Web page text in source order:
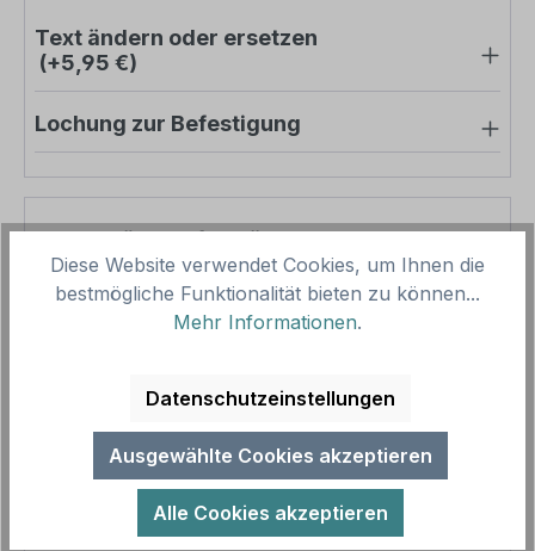
Text ändern oder ersetzen
(+5,95 €)
Lochung zur Befestigung
Pro-Stück-Aufschläge
Produktpreis
24,63 €
Zwischensumme
Zusammenfassung
Gesamtpreis
24,63 €
Preise inkl. MwSt. zzgl. Versandkosten
Aufgrund von Neuberechnungen im Warenkorb sind
abweichende Endpreise möglich.
Diese Website verwendet Cookies, um Ihnen die
bestmögliche Funktionalität bieten zu können...
Mehr Informationen.
Datenschutzeinstellungen
Ausgewählte Cookies akzeptieren
Alle Cookies akzeptieren